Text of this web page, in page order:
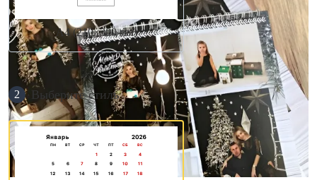
А4 (210×300 мм)
2 Выберите стиль